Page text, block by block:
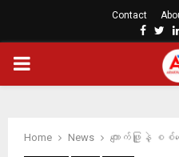
Contact
PRIMARY
Home News ကျောက်ဖြူနဲ့ စစ်တွ